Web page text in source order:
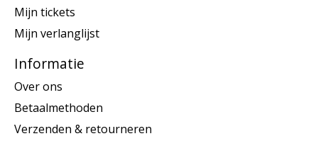
Mijn tickets
Mijn verlanglijst
Informatie
Over ons
Betaalmethoden
Verzenden & retourneren